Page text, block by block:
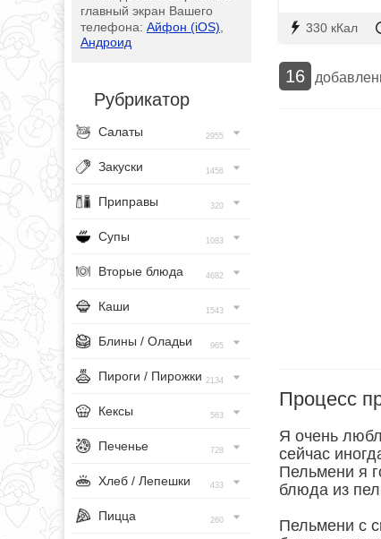
главный экран Вашего
телефона: Айфон (iOS)
Андроид
Рубрикатор
Салаты 2955
Закуски 1456
Приправы 320
Супы 1083
Вторые блюда 4682
Каши 1543
Блины / Оладьи 965
Пироги / Пирожки 2134
Кексы 563
Печенье 728
Хлеб / Лепешки 433
Пицца 260
330 кКал
16
Процесс
Я очень
сейчас
Пельмени я
блюда из
Пельмени с